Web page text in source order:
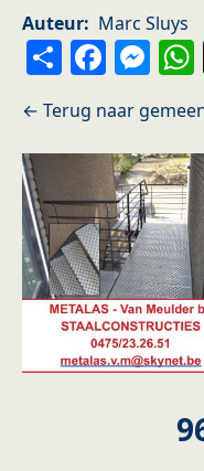
Auteur
Marc Sluys
Share